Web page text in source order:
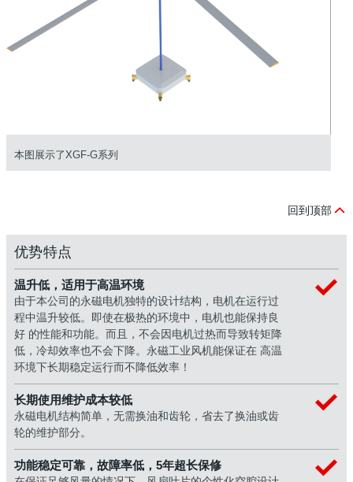
本图展示了XGF-G系列
回到顶部
优势特点
温升低，适用于高温环境
由于本公司的永磁电机独特的设计结构，电机在运行过
程中温升较低。即使在极热的环境中，电机也能保持良
好 的性能和功能。而且，不会因电机过热而导致转矩降
低，冷却效率也不会下降。永磁工业风机能保证在 高温
环境下长期稳定运行而不降低效率！
长期使用维护成本较低
永磁电机结构简单，无需换油和齿轮，省去了换油或齿
轮的维护部分。
功能稳定可靠，故障率低，5年超长保修